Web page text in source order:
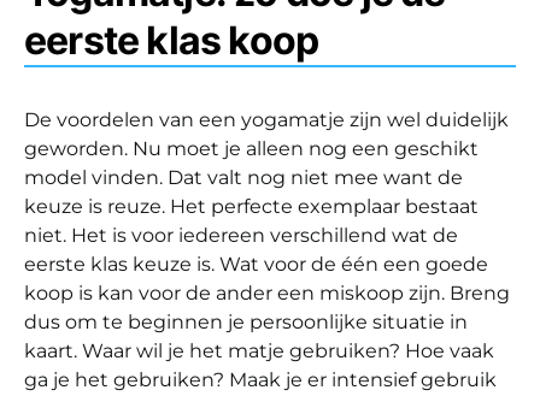
eerste klas koop
De voordelen van een yogamatje zijn wel duidelijk
geworden. Nu moet je alleen nog een geschikt
model vinden. Dat valt nog niet mee want de
keuze is reuze. Het perfecte exemplaar bestaat
niet. Het is voor iedereen verschillend wat de
eerste klas keuze is. Wat voor de één een goede
koop is kan voor de ander een miskoop zijn. Breng
dus om te beginnen je persoonlijke situatie in
kaart. Waar wil je het matje gebruiken? Hoe vaak
ga je het gebruiken? Maak je er intensief gebruik